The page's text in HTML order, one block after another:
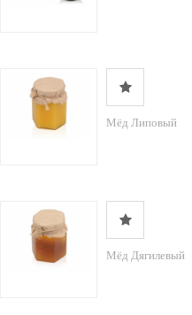
Мёд Липовый
Мёд Дягилевый